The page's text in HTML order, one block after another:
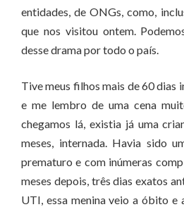
entidades, de ONGs, como,
que nos visitou ontem.
desse drama por todo o país.
Tive meus filhos mais de 60 dias
e me lembro de uma cena
chegamos lá, existia já uma
meses, internada. Havia sido
prematuro e com inúmeras
meses depois, três dias exatos
UTI, essa menina veio a óbito e